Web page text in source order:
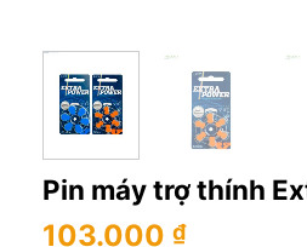
Pin máy trợ thính
103.000 ₫